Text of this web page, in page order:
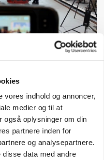
indhold og annoncer,
medier og til at
også oplysninger om din
partnere inden for
og analysepartnere.
data med andre
udfordrer
procent